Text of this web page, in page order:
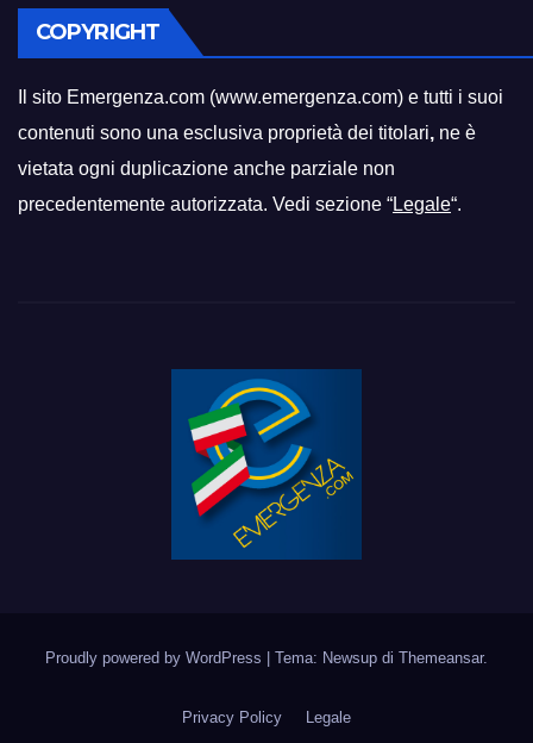
COPYRIGHT
Il sito Emergenza.com (www.emergenza.com) e tutti i suoi
contenuti sono una esclusiva proprietà dei titolari, ne è
vietata ogni duplicazione anche parziale non
precedentemente autorizzata. Vedi sezione “Legale“.
Proudly powered by WordPress Tema: Newsup di Themeansar.
Privacy Policy Legale